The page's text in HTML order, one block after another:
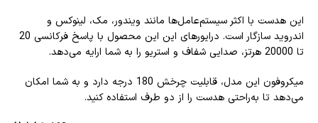
این هدست با اکثر سیستم‌عامل‌ها مانند ویندور، مک، لینوکس و
اندروید سازگار است. درایورهای این این محصول با پاسخ فرکانسی 20
تا 20000 هرتز، صدایی شفاف و استریو را به شما ارایه می‌دهد.
میکروفون این مدل، قابلیت چرخش 180 درجه دارد و به شما امکان
می‌دهد تا به‌راحتی هدست را از دو طرف استفاده کنید.